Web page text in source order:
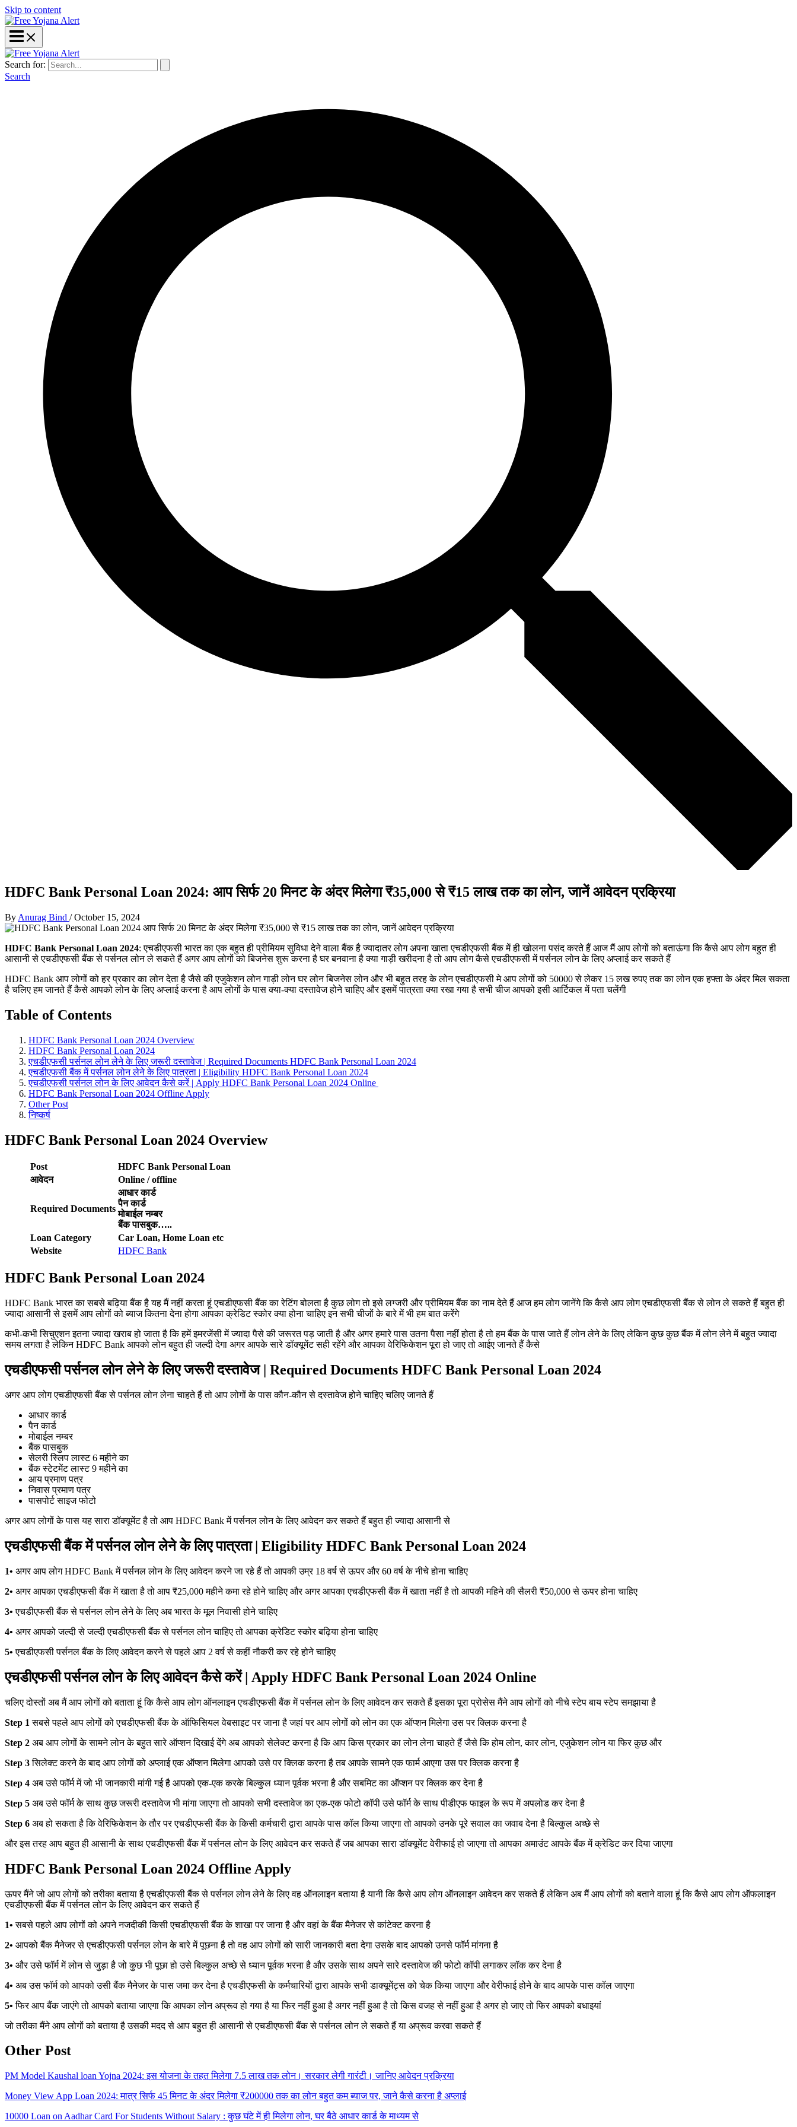
Skip to content
Search for:
Search
HDFC Bank Personal Loan 2024: आप सिर्फ 20 मिनट के अंदर मिलेगा ₹35,000 से ₹15 लाख तक का लोन, जानें आवेदन प्रक्रिया
By Anurag Bind /October 15, 2024
HDFC Bank Personal Loan 2024: एचडीएफसी भारत का एक बहुत ही प्रीमियम सुविधा देने वाला बैंक है ज्यादातर लोग अपना खाता एचडीएफसी बैंक में ही खोलना पसंद करते हैं आज मैं आप लोगों को बताऊंगा कि कैसे आप लोग बहुत ही
आसानी से एचडीएफसी बैंक से पर्सनल लोन ले सकते हैं अगर आप लोगों को बिजनेस शुरू करना है घर बनवाना है क्या गाड़ी खरीदना है तो आप लोग कैसे एचडीएफसी में पर्सनल लोन के लिए अप्लाई कर सकते हैं
HDFC Bank आप लोगों को हर प्रकार का लोन देता है जैसे की एजुकेशन लोन गाड़ी लोन घर लोन बिजनेस लोन और भी बहुत तरह के लोन एचडीएफसी मे आप लोगों को 50000 से लेकर 15 लख रुपए तक का लोन एक हफ्ता के अंदर मिल सकता
है चलिए हम जानते हैं कैसे आपको लोन के लिए अप्लाई करना है आप लोगों के पास क्या-क्या दस्तावेज होने चाहिए और इसमें पात्रता क्या रखा गया है सभी चीज आपको इसी आर्टिकल में पता चलेंगी
Table of Contents
HDFC Bank Personal Loan 2024 Overview
HDFC Bank Personal Loan 2024
एचडीएफसी पर्सनल लोन लेने के लिए जरूरी दस्तावेज | Required Documents HDFC Bank Personal Loan 2024
एचडीएफसी बैंक में पर्सनल लोन लेने के लिए पात्रता | Eligibility HDFC Bank Personal Loan 2024
एचडीएफसी पर्सनल लोन के लिए आवेदन कैसे करें | Apply HDFC Bank Personal Loan 2024 Online
HDFC Bank Personal Loan 2024 Offline Apply
Other Post
निष्कर्ष
HDFC Bank Personal Loan 2024 Overview
Post
HDFC Bank Personal Loan
आवेदन
Online / offline
Required Documents
आधार कार्ड
पैन कार्ड
मोबाईल नम्बर
बैंक पासबुक…..
Loan Category
Car Loan, Home Loan etc
Website
HDFC Bank
HDFC Bank Personal Loan 2024
HDFC Bank भारत का सबसे बढ़िया बैंक है यह मैं नहीं करता हूं एचडीएफसी बैंक का रेटिंग बोलता है कुछ लोग तो इसे लग्जरी और प्रीमियम बैंक का नाम देते हैं आज हम लोग जानेंगे कि कैसे आप लोग एचडीएफसी बैंक से लोन ले सकते हैं बहुत ही
ज्यादा आसानी से इसमें आप लोगों को ब्याज कितना देना होगा आपका क्रेडिट स्कोर क्या होना चाहिए इन सभी चीजों के बारे में भी हम बात करेंगे
कभी-कभी सिचुएशन इतना ज्यादा खराब हो जाता है कि हमें इमरजेंसी में ज्यादा पैसे की जरूरत पड़ जाती है और अगर हमारे पास उतना पैसा नहीं होता है तो हम बैंक के पास जाते हैं लोन लेने के लिए लेकिन कुछ कुछ बैंक में लोन लेने में बहुत ज्यादा
समय लगता है लेकिन HDFC Bank आपको लोन बहुत ही जल्दी देगा अगर आपके सारे डॉक्यूमेंट सही रहेंगे और आपका वेरिफिकेशन पूरा हो जाए तो आईए जानते हैं कैसे
एचडीएफसी पर्सनल लोन लेने के लिए जरूरी दस्तावेज | Required Documents HDFC Bank Personal Loan 2024
अगर आप लोग एचडीएफसी बैंक से पर्सनल लोन लेना चाहते हैं तो आप लोगों के पास कौन-कौन से दस्तावेज होने चाहिए चलिए जानते हैं
आधार कार्ड
पैन कार्ड
मोबाईल नम्बर
बैंक पासबुक
सेलरी स्लिप लास्ट 6 महीने का
बैंक स्टेटमेंट लास्ट 9 महीने का
आय प्रमाण पत्र
निवास प्रमाण पत्र
पासपोर्ट साइज फोटो
अगर आप लोगों के पास यह सारा डॉक्यूमेंट है तो आप HDFC Bank में पर्सनल लोन के लिए आवेदन कर सकते हैं बहुत ही ज्यादा आसानी से
एचडीएफसी बैंक में पर्सनल लोन लेने के लिए पात्रता | Eligibility HDFC Bank Personal Loan 2024
1• अगर आप लोग HDFC Bank में पर्सनल लोन के लिए आवेदन करने जा रहे हैं तो आपकी उम्र 18 वर्ष से ऊपर और 60 वर्ष के नीचे होना चाहिए
2• अगर आपका एचडीएफसी बैंक में खाता है तो आप ₹25,000 महीने कमा रहे होने चाहिए और अगर आपका एचडीएफसी बैंक में खाता नहीं है तो आपकी महिने की सैलरी ₹50,000 से ऊपर होना चाहिए
3• एचडीएफसी बैंक से पर्सनल लोन लेने के लिए अब भारत के मूल निवासी होने चाहिए
4• अगर आपको जल्दी से जल्दी एचडीएफसी बैंक से पर्सनल लोन चाहिए तो आपका क्रेडिट स्कोर बढ़िया होना चाहिए
5• एचडीएफसी पर्सनल बैंक के लिए आवेदन करने से पहले आप 2 वर्ष से कहीं नौकरी कर रहे होने चाहिए
एचडीएफसी पर्सनल लोन के लिए आवेदन कैसे करें | Apply HDFC Bank Personal Loan 2024 Online
चलिए दोस्तों अब मैं आप लोगों को बताता हूं कि कैसे आप लोग ऑनलाइन एचडीएफसी बैंक में पर्सनल लोन के लिए आवेदन कर सकते हैं इसका पूरा प्रोसेस मैंने आप लोगों को नीचे स्टेप बाय स्टेप समझाया है
Step 1 सबसे पहले आप लोगों को एचडीएफसी बैंक के ऑफिसियल वेबसाइट पर जाना है जहां पर आप लोगों को लोन का एक ऑप्शन मिलेगा उस पर क्लिक करना है
Step 2 अब आप लोगों के सामने लोन के बहुत सारे ऑप्शन दिखाई देंगे अब आपको सेलेक्ट करना है कि आप किस प्रकार का लोन लेना चाहते हैं जैसे कि होम लोन, कार लोन, एजुकेशन लोन या फिर कुछ और
Step 3सिलेक्ट करने के बाद आप लोगों को अप्लाई एक ऑप्शन मिलेगा आपको उसे पर क्लिक करना है तब आपके सामने एक फार्म आएगा उस पर क्लिक करना है
Step 4 अब उसे फॉर्म में जो भी जानकारी मांगी गई है आपको एक-एक करके बिल्कुल ध्यान पूर्वक भरना है और सबमिट का ऑप्शन पर क्लिक कर देना है
Step 5 अब उसे फॉर्म के साथ कुछ जरूरी दस्तावेज भी मांगा जाएगा तो आपको सभी दस्तावेज का एक-एक फोटो कॉपी उसे फॉर्म के साथ पीडीएफ फाइल के रूप में अपलोड कर देना है
Step 6 अब हो सकता है कि वेरिफिकेशन के तौर पर एचडीएफसी बैंक के किसी कर्मचारी द्वारा आपके पास कॉल किया जाएगा तो आपको उनके पूरे सवाल का जवाब देना है बिल्कुल अच्छे से
और इस तरह आप बहुत ही आसानी के साथ एचडीएफसी बैंक में पर्सनल लोन के लिए आवेदन कर सकते हैं जब आपका सारा डॉक्यूमेंट वेरीफाई हो जाएगा तो आपका अमाउंट आपके बैंक में क्रेडिट कर दिया जाएगा
HDFC Bank Personal Loan 2024 Offline Apply
ऊपर मैंने जो आप लोगों को तरीका बताया है एचडीएफसी बैंक से पर्सनल लोन लेने के लिए वह ऑनलाइन बताया है यानी कि कैसे आप लोग ऑनलाइन आवेदन कर सकते हैं लेकिन अब मैं आप लोगों को बताने वाला हूं कि कैसे आप लोग ऑफलाइन
एचडीएफसी बैंक में पर्सनल लोन के लिए आवेदन कर सकते हैं
1• सबसे पहले आप लोगों को अपने नजदीकी किसी एचडीएफसी बैंक के शाखा पर जाना है और वहां के बैंक मैनेजर से कांटेक्ट करना है
2• आपको बैंक मैनेजर से एचडीएफसी पर्सनल लोन के बारे में पूछना है तो वह आप लोगों को सारी जानकारी बता देगा उसके बाद आपको उनसे फॉर्म मांगना है
3• और उसे फॉर्म में लोन से जुड़ा है जो कुछ भी पूछा हो उसे बिल्कुल अच्छे से ध्यान पूर्वक भरना है और उसके साथ अपने सारे दस्तावेज की फोटो कॉपी लगाकर लॉक कर देना है
4• अब उस फॉर्म को आपको उसी बैंक मैनेजर के पास जमा कर देना है एचडीएफसी के कर्मचारियों द्वारा आपके सभी डाक्यूमेंट्स को चेक किया जाएगा और वेरीफाई होने के बाद आपके पास कॉल जाएगा
5• फिर आप बैंक जाएंगे तो आपको बताया जाएगा कि आपका लोन अप्रूव हो गया है या फिर नहीं हुआ है अगर नहीं हुआ है तो किस वजह से नहीं हुआ है अगर हो जाए तो फिर आपको बधाइयां
जो तरीका मैंने आप लोगों को बताया है उसकी मदद से आप बहुत ही आसानी से एचडीएफसी बैंक से पर्सनल लोन ले सकते हैं या अप्रूव करवा सकते हैं
Other Post
PM Model Kaushal loan Yojna 2024: इस योजना के तहत मिलेगा 7.5 लाख तक लोन। सरकार लेगी गारंटी। जानिए आवेदन प्रक्रिया
Money View App Loan 2024: मात्र सिर्फ 45 मिनट के अंदर मिलेगा ₹200000 तक का लोन बहुत कम ब्याज पर, जाने कैसे करना है अप्लाई
10000 Loan on Aadhar Card For Students Without Salary : कुछ घंटे में ही मिलेगा लोन, घर बैठे आधार कार्ड के माध्यम से